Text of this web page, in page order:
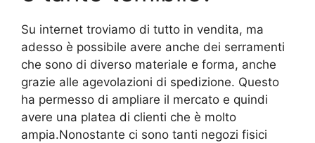
Su internet troviamo di tutto in vendita, ma
adesso è possibile avere anche dei serramenti
che sono di diverso materiale e forma, anche
grazie alle agevolazioni di spedizione. Questo
ha permesso di ampliare il mercato e quindi
avere una platea di clienti che è molto
ampia.Nonostante ci sono tanti negozi fisici